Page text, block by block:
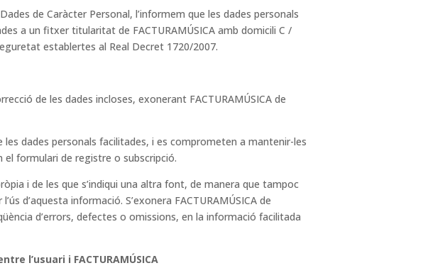
de Caràcter Personal, l’informem que les dades personals
a un fitxer titularitat de FACTURAMÚSICA amb domicili C /
establertes al Real Decret 1720/2007.
de les dades incloses, exonerant FACTURAMÚSICA de
dades personals facilitades, i es comprometen a mantenir-les
formulari de registre o subscripció.
i de les que s’indiqui una altra font, de manera que tampoc
d’aquesta informació. S’exonera FACTURAMÚSICA de
d’errors, defectes o omissions, en la informació facilitada
l’usuari i FACTURAMÚSICA